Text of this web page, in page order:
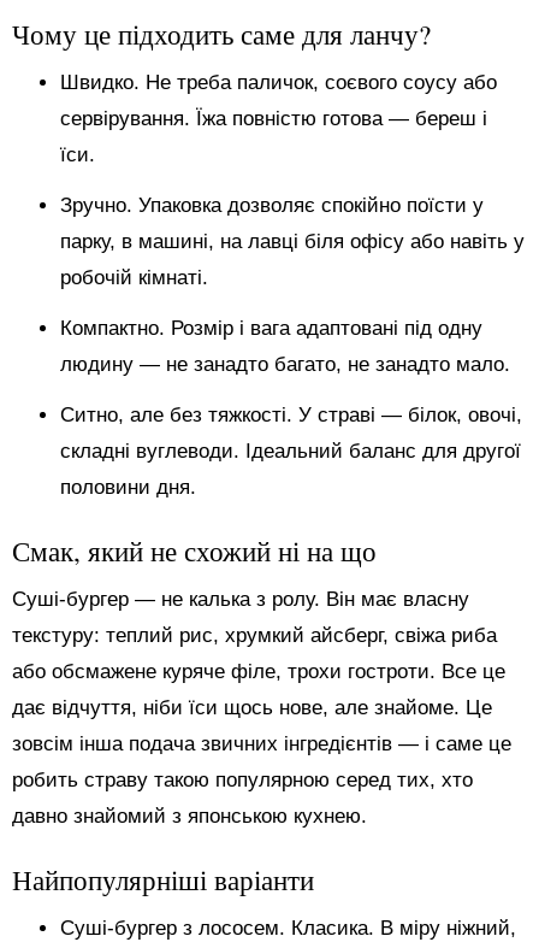
Чому це підходить саме для ланчу?
Швидко. Не треба паличок, соєвого соусу або
сервірування. Їжа повністю готова — береш і
їси.
Зручно. Упаковка дозволяє спокійно поїсти у
парку, в машині, на лавці біля офісу або навіть у
робочій кімнаті.
Компактно. Розмір і вага адаптовані під одну
людину — не занадто багато, не занадто мало.
Ситно, але без тяжкості. У страві — білок, овочі,
складні вуглеводи. Ідеальний баланс для другої
половини дня.
Смак, який не схожий ні на що
Суші-бургер — не калька з ролу. Він має власну
текстуру: теплий рис, хрумкий айсберг, свіжа риба
або обсмажене куряче філе, трохи гостроти. Все це
дає відчуття, ніби їси щось нове, але знайоме. Це
зовсім інша подача звичних інгредієнтів — і саме це
робить страву такою популярною серед тих, хто
давно знайомий з японською кухнею.
Найпопулярніші варіанти
Суші-бургер з лососем. Класика. В міру ніжний,